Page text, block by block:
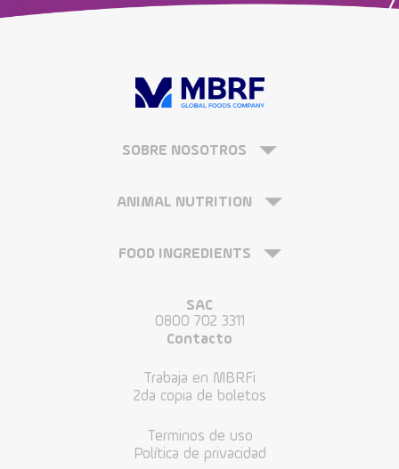
SOBRE NOSOTROS
ANIMAL NUTRITION
FOOD INGREDIENTS
SAC
0800 702 3311
Contacto
Trabaja en MBRFi
2da copia de boletos
Terminos de uso
Política de privacidad